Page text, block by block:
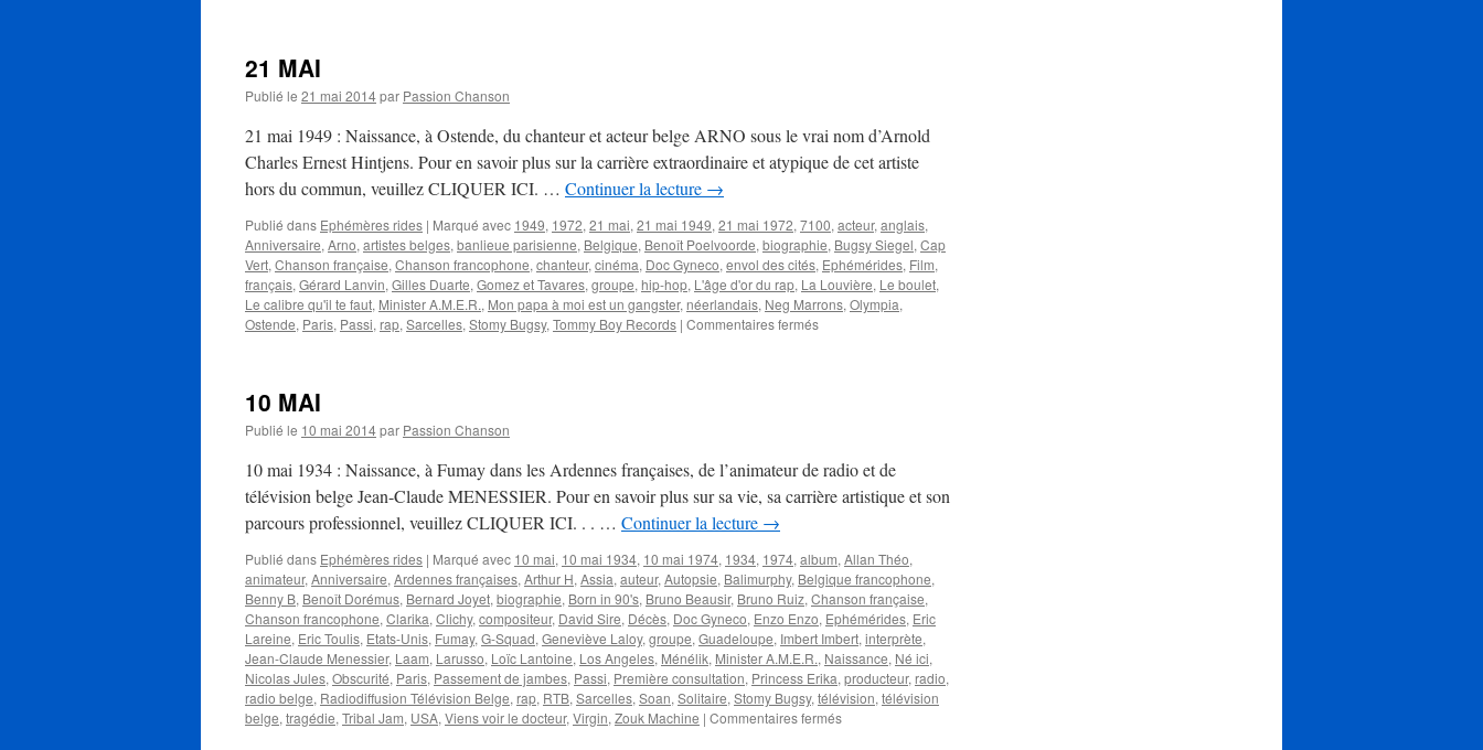
21 MAI
Publié le 21 mai 2014par Passion Chanson
21 mai 1949 : Naissance, à Ostende, du chanteur et acteur belge ARNO sous le vrai nom d’Arnold
Charles Ernest Hintjens. Pour en savoir plus sur la carrière extraordinaire et atypique de cet artiste
hors du commun, veuillez CLIQUER ICI. … Continuer la lecture →
Publié dans Ephémères rides | Marqué avec 1949, 1972, 21 mai, 21 mai 1949, 21 mai 1972, 7100, acteur, anglais,
Anniversaire, Arno, artistes belges, banlieue parisienne, Belgique, Benoît Poelvoorde, biographie, Bugsy Siegel, Cap
Vert, Chanson française, Chanson francophone, chanteur, cinéma, Doc Gyneco, envol des cités, Ephémérides, Film,
français, Gérard Lanvin, Gilles Duarte, Gomez et Tavares, groupe, hip-hop, L'âge d'or du rap, La Louvière, Le boulet,
Le calibre qu'il te faut, Minister A.M.E.R., Mon papa à moi est un gangster, néerlandais, Neg Marrons, Olympia,
Ostende, Paris, Passi, rap, Sarcelles, Stomy Bugsy, Tommy Boy Records | Commentaires ferméssur
10 MAI
Publié le 10 mai 2014par Passion Chanson
10 mai 1934 : Naissance, à Fumay dans les Ardennes françaises, de l’animateur de radio et de
télévision belge Jean-Claude MENESSIER. Pour en savoir plus sur sa vie, sa carrière artistique et son
parcours professionnel, veuillez CLIQUER ICI. . . … Continuer la lecture →
Publié dans Ephémères rides | Marqué avec 10 mai, 10 mai 1934, 10 mai 1974, 1934, 1974, album, Allan Théo,
animateur, Anniversaire, Ardennes françaises, Arthur H, Assia, auteur, Autopsie, Balimurphy, Belgique francophone,
Benny B, Benoît Dorémus, Bernard Joyet, biographie, Born in 90's, Bruno Beausir, Bruno Ruiz, Chanson française,
Chanson francophone, Clarika, Clichy, compositeur, David Sire, Décès, Doc Gyneco, Enzo Enzo, Ephémérides, Eric
Lareine, Eric Toulis, Etats-Unis, Fumay, G-Squad, Geneviève Laloy, groupe, Guadeloupe, Imbert Imbert, interprète,
Jean-Claude Menessier, Laam, Larusso, Loïc Lantoine, Los Angeles, Ménélik, Minister A.M.E.R., Naissance, Né ici,
Nicolas Jules, Obscurité, Paris, Passement de jambes, Passi, Première consultation, Princess Erika, producteur, radio,
radio belge, Radiodiffusion Télévision Belge, rap, RTB, Sarcelles, Soan, Solitaire, Stomy Bugsy, télévision, télévision
belge, tragédie, Tribal Jam, USA, Viens voir le docteur, Virgin, Zouk Machine | Commentaires ferméssur